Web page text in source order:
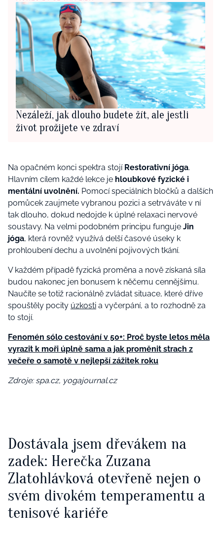
Nezáleží, jak dlouho budete žít, ale jestli
život prožijete ve zdraví
Na opačném konci spektra stojí Restorativní jóga.
Hlavním cílem každé lekce je hloubkové fyzické i
mentální uvolnění. Pomocí speciálních bločků a dalších
pomůcek zaujmete vybranou pozici a setrváváte v ní
tak dlouho, dokud nedojde k úplné relaxaci nervové
soustavy. Na velmi podobném principu funguje Jin
jóga, která rovněž využívá delší časové úseky k
prohloubení dechu a uvolnění pojivových tkání.
V každém případě fyzická proměna a nově získaná síla
budou nakonec jen bonusem k něčemu cennějšímu.
Naučíte se totiž racionálně zvládat situace, které dříve
spouštěly pocity úzkosti a vyčerpání, a to rozhodně za
to stojí.
Fenomén sólo cestování v 50+: Proč byste letos měla
vyrazit k moři úplně sama a jak proměnit strach z
večeře o samotě v nejlepší zážitek roku
Zdroje: spa.cz, yogajournal.cz
Dostávala jsem dřevákem na
zadek: Herečka Zuzana
Zlatohlávková otevřeně nejen o
svém divokém temperamentu a
tenisové kariéře